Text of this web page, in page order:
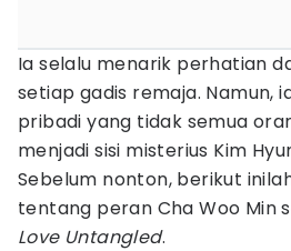
Ia selalu menarik perhatian
setiap gadis remaja. Namun,
pribadi yang tidak semua
menjadi sisi misterius Kim
Sebelum nonton, berikut
tentang peran Cha Woo Min
Love Untangled.